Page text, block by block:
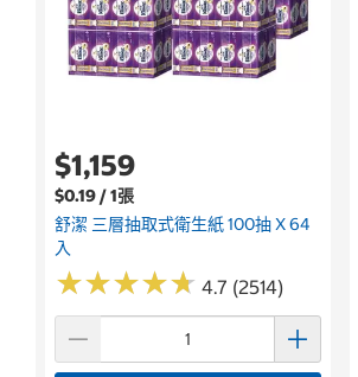
$1,159
$0.19 / 1張
舒潔 三層抽取式衛生紙 100抽 X 64
入
★★★★★
★★★★★ 4.7 (2514)